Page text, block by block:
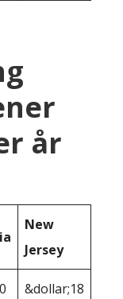
år
New
Jersey
&dollar;18